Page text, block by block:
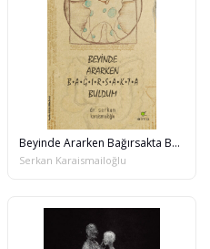
Beyinde Ararken Bağırsakta Buldum
Serkan Karaismailoğlu